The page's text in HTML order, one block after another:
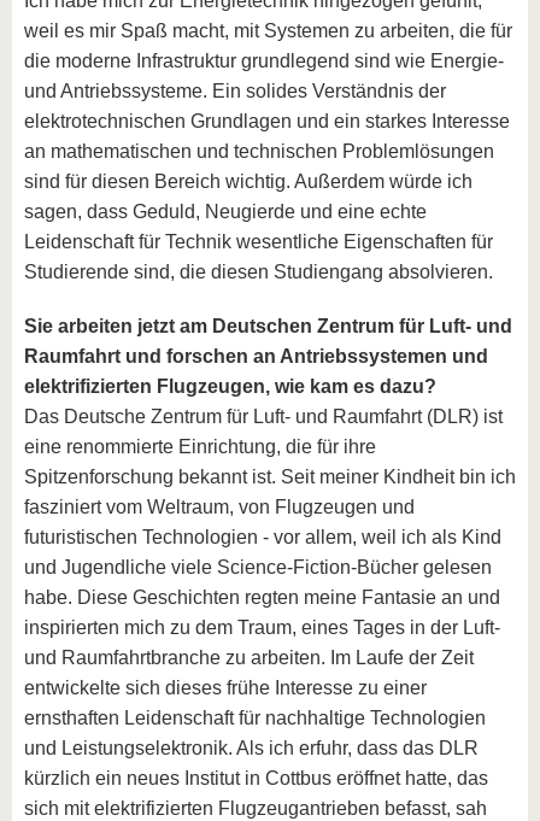
weil es mir Spaß macht, mit Systemen zu arbeiten, die für
die moderne Infrastruktur grundlegend sind wie Energie-
und Antriebssysteme. Ein solides Verständnis der
elektrotechnischen Grundlagen und ein starkes Interesse
an mathematischen und technischen Problemlösungen
sind für diesen Bereich wichtig. Außerdem würde ich
sagen, dass Geduld, Neugierde und eine echte
Leidenschaft für Technik wesentliche Eigenschaften für
Studierende sind, die diesen Studiengang absolvieren.
Sie arbeiten jetzt am Deutschen Zentrum für Luft- und
Raumfahrt und forschen an Antriebssystemen und
elektrifizierten Flugzeugen, wie kam es dazu?
Das Deutsche Zentrum für Luft- und Raumfahrt (DLR) ist
eine renommierte Einrichtung, die für ihre
Spitzenforschung bekannt ist. Seit meiner Kindheit bin ich
fasziniert vom Weltraum, von Flugzeugen und
futuristischen Technologien - vor allem, weil ich als Kind
und Jugendliche viele Science-Fiction-Bücher gelesen
habe. Diese Geschichten regten meine Fantasie an und
inspirierten mich zu dem Traum, eines Tages in der Luft-
und Raumfahrtbranche zu arbeiten. Im Laufe der Zeit
entwickelte sich dieses frühe Interesse zu einer
ernsthaften Leidenschaft für nachhaltige Technologien
und Leistungselektronik. Als ich erfuhr, dass das DLR
kürzlich ein neues Institut in Cottbus eröffnet hatte, das
sich mit elektrifizierten Flugzeugantrieben befasst, sah